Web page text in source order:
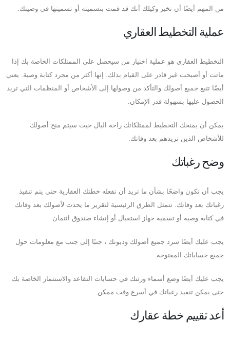
من المهم أيضًا أن تخبر وكيلك أنك قد قمت بتسميته أو تسميتها في وصيتك.
عملية التخطيط العقاري
التخطيط العقاري هو عملية اختيار من سيحصل على الممتلكات الخاصة بك إذا
ماتت أو أصبحت غير قادر على القيام بذلك. إنها أكثر من مجرد كتابة وصية. يعني
أيضًا تتبع جميع أصولك والتأكد من وصولها إلى الأشخاص أو المنظمات التي تريد
الحصول عليها بسهولة قدر الإمكان.
يمكن أن يمنحك التخطيط لممتلكاتك راحة البال حيث سيتم منح أصولك
للأشخاص الذين تريدهم بعد وفاتك.
وضح رغباتك
يجب أن تكون واضحًا بشأن ما تريد أن تفعله خطتك العقارية حتى يتم تنفيذ
رغباتك بعد وفاتك. تتمثل الطرق الرئيسية لتقرير ما يحدث لأصولك بعد وفاتك
في كتابة وصية أو تسمية جهاز استقبال أو إنشاء صندوق ائتمان.
يجب عليك أيضًا سرد جميع أصولك وديونك ، جنبًا إلى جنب مع معلومات حول
جميع حساباتك المفتوحة.
يجب عليك أيضًا وضع أسماء ورثتك في حسابات التقاعد والاستثمار الخاصة بك
حتى يمكن تنفيذ رغباتك في أسرع وقت ممكن.
أعد تقييم خطة عقارك